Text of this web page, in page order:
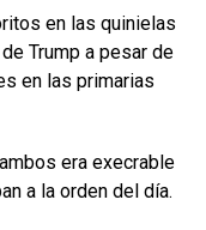
en las quinielas
Trump a pesar de
en las primarias
era execrable
a la orden del día.